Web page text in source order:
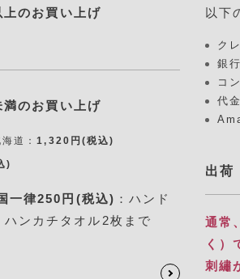
のお買い上げ
のお買い上げ
海道：1,320円(税込)
)
一律250円(税込) ：ハンド
ハンカチタオル2枚まで
以下
ク
銀
コ
代
出荷
通常
く）
刺繡